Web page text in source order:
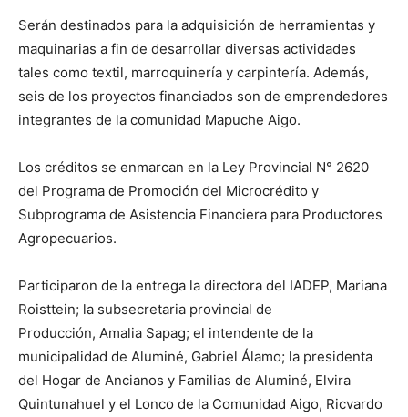
Serán destinados para la adquisición de herramientas y
maquinarias a fin de desarrollar diversas actividades
tales como textil, marroquinería y carpintería. Además,
seis de los proyectos financiados son de emprendedores
integrantes de la comunidad Mapuche Aigo.
Los créditos se enmarcan en la Ley Provincial N° 2620
del Programa de Promoción del Microcrédito y
Subprograma de Asistencia Financiera para Productores
Agropecuarios.
Participaron de la entrega la directora del IADEP, Mariana
Roisttein; la subsecretaria provincial de
Producción, Amalia Sapag; el intendente de la
municipalidad de Aluminé, Gabriel Álamo; la presidenta
del Hogar de Ancianos y Familias de Aluminé, Elvira
Quintunahuel y el Lonco de la Comunidad Aigo, Ricvardo